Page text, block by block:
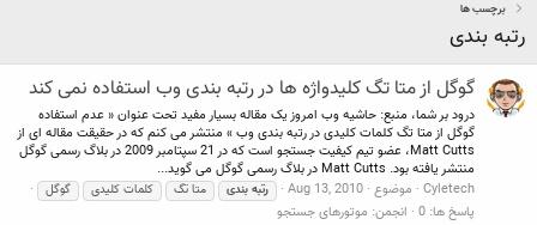
برچسب ها
رتبه بندی
گوگل از متا تگ کلیدواژه ها در رتبه بندی وب استفاده نمی کند
درود بر شما، منبع: حاشیه وب امروز یک مقاله بسیار مفید تحت عنوان « عدم استفاده
گوگل از متا تگ کلمات کلیدی در رتبه بندی وب » منتشر می کنم که در حقیقت مقاله ای از
Matt Cutts، عضو تیم کیفیت جستجو است که در 21 سپتامبر 2009 در بلاگ رسمی گوگل
منتشر یافته بود. Matt Cutts در بلاگ رسمی گوگل می گوید...
Cyletech موضوع Aug 13, 2010 رتبه بندی متا تگ کلمات کلیدی گوگل
پاسخ ها: 0 انجمن: موتورهای جستجو